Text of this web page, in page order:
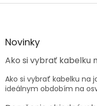
Z
äNovinky
Ako si vybrať kabelku
Ako si vybrať kabelku na
ideálnym obdobím na